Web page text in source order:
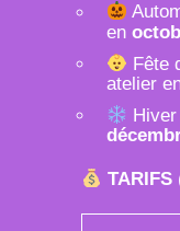
en
Fête
atelier
TARIFS